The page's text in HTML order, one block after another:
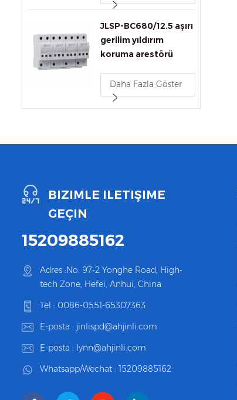
JLSP-BC680/12.5 aşırı
gerilim yıldırım
koruma arestörü
Daha Fazla Göster
BIZIMLE ILETIŞIME
GEÇIN
15209885162
Adres :No. 97-2 Yonghe Road, High-
tech Zone, Hefei, Anhui, China
Tel : 0086-0551-65307363
E-posta : jinlispd@ahjinli.com
E-posta : lynn@ahjinli.com
Whatsapp/Wechat : 15209885162